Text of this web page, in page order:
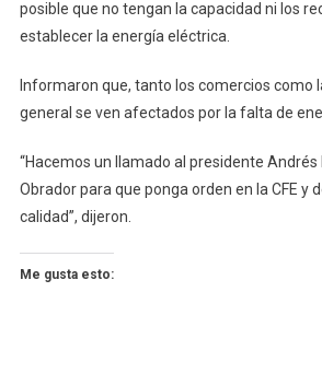
posible que no tengan la capacidad ni los
establecer la energía eléctrica.
Informaron que, tanto los comercios como
general se ven afectados por la falta de
“Hacemos un llamado al presidente Andrés
Obrador para que ponga orden en la CFE y
calidad”, dijeron.
Me gusta esto: